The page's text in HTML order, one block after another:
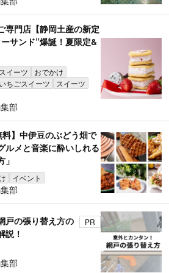
門店【静岡土産の新定
サンド”爆誕！夏限定&
イーツ
おでかけ
いちごスイーツ
スイーツ
部
】中伊豆のぶどう畑で
ルメと音楽に酔いしれる
イベント
部
戸の張り替え方の
説！
PR
部